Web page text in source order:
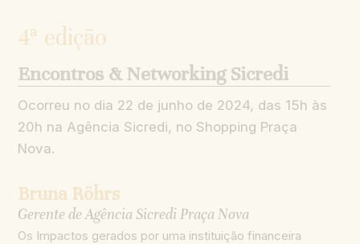
4ª edição
Encontros & Networking Sicredi
Ocorreu no dia 22 de junho de 2024, das 15h às
20h na Agência Sicredi, no Shopping Praça
Nova.
Bruna Röhrs
Gerente de Agência Sicredi Praça Nova
Os Impactos gerados por uma instituição financeira